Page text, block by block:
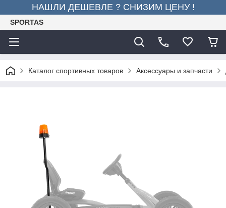
НАШЛИ ДЕШЕВЛЕ ? СНИЗИМ ЦЕНУ !
SPORTAS
Каталог спортивных товаров Аксессуары и запчасти